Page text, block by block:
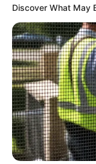
อ.คฑา ชินบัญชรทัก 3
5 ม.ค. 2020
Discover What May